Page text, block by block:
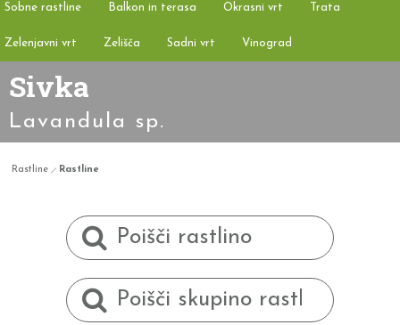
Sobne rastline Balkon in terasa Okrasni vrt Trata
Zelenjavni vrt Zelišča Sadni vrt Vinograd
Sivka
Lavandula sp.
Rastline Rastline